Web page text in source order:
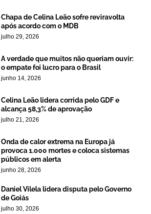
Chapa de Celina Leão sofre reviravolta
após acordo com o MDB
julho 29, 2026
A verdade que muitos não queriam ouvir:
o empate foi lucro para o Brasil
junho 14, 2026
Celina Leão lidera corrida pelo GDF e
alcança 58,3% de aprovação
julho 21, 2026
Onda de calor extrema na Europa já
provoca 1.000 mortes e coloca sistemas
públicos em alerta
junho 28, 2026
Daniel Vilela lidera disputa pelo Governo
de Goiás
julho 30, 2026